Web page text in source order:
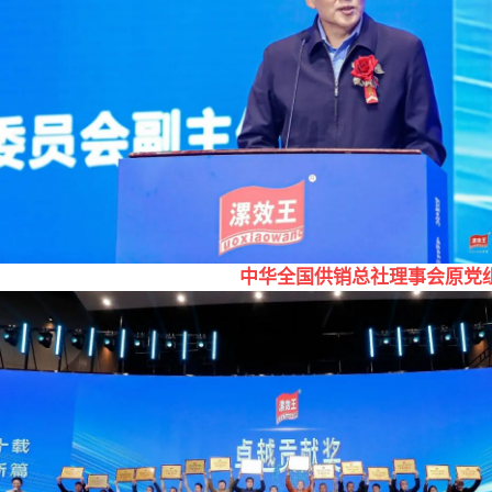
中华全国供销总社理事会原党